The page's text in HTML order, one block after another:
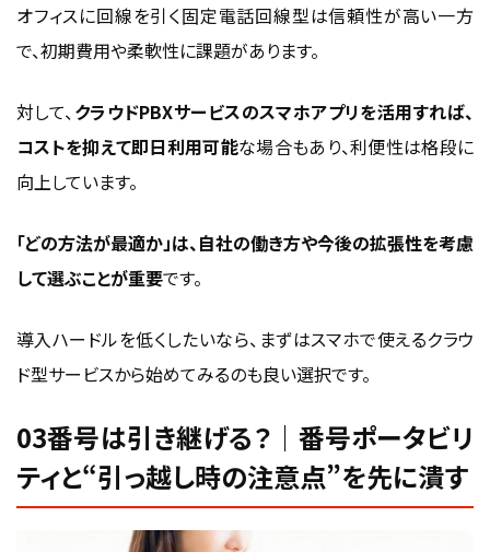
オフィスに回線を引く固定電話回線型は信頼性が高い一方
で、初期費用や柔軟性に課題があります。
対して、 クラウドPBXサービスのスマホアプリを活用すれば、
コストを抑えて即日利用可能な場合もあり、利便性は格段に
向上しています。
「どの方法が最適か」は、自社の働き方や今後の拡張性を考慮
して選ぶことが重要です。
導入ハードルを低くしたいなら、まずはスマホで使えるクラウ
ド型サービスから始めてみるのも良い選択です。
03番号は引き継げる？｜番号ポータビリ
ティと“引っ越し時の注意点”を先に潰す